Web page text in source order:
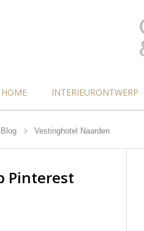
HOME INTERIEURONTWERP
Blog Vestinghotel Naarden
Pinterest